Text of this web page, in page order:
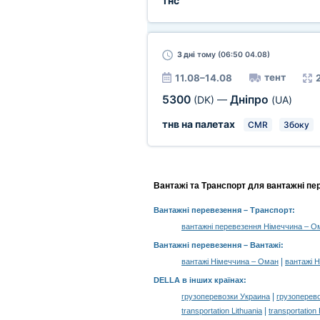
3 днітому (06:50 04.08)
11.08–14.08 тент
5300 (DK) — Дніпро (UA)
тнв на палетах
CMR Збоку
Вантажі та Транспорт для вантажні
Вантажні перевезення – Транспорт:
вантажні перевезення Німеччина –
Вантажні перевезення – Вантажі:
вантажі Німеччина – Оман
вантажі
DELLA в інших країнах:
грузоперевозки Украина
transportation Lithuania
transportation